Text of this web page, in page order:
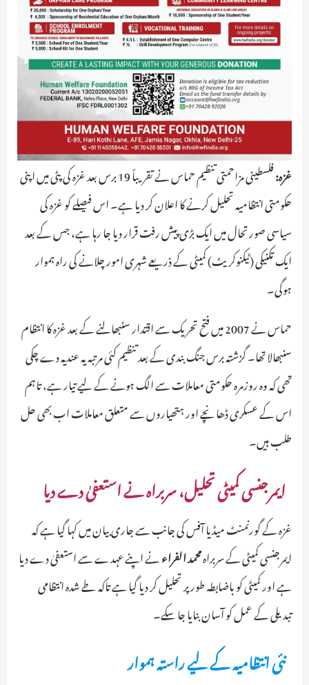
غزہ:
فلسطینی مزاحمتی تنظیم حماس نے تقریباً 19 برس بعد غزہ کی پٹی میں اپنی
حکومتی انتظامیہ تحلیل کرنے کا اعلان کر دیا ہے۔ اس فیصلے کو غزہ کی
سیاسی صورتحال میں ایک بڑی پیش رفت قرار دیا جا رہا ہے، جس کے بعد
ایک تکنیکی (ٹیکنوکریٹ) کمیٹی کے ذریعے شہری امور چلانے کی راہ ہموار
ہوگی۔
حماس نے 2007 میں فتح تحریک سے اقتدار سنبھالنے کے بعد غزہ کا انتظام
سنبھالا تھا۔ گزشتہ برس جنگ بندی کے بعد تنظیم کئی مرتبہ یہ عندیہ دے چکی
تھی کہ وہ روزمرہ حکومتی معاملات سے الگ ہونے کے لیے تیار ہے، تاہم
اس کے عسکری ڈھانچے اور ہتھیاروں سے متعلق معاملات اب بھی حل
طلب ہیں۔
ایمرجنسی کمیٹی تحلیل، سربراہ نے استعفیٰ دے دیا
غزہ کے گورنمنٹ میڈیا آفس کی جانب سے جاری بیان میں کہا گیا ہے کہ
ایمرجنسی کمیٹی کے سربراہمحمد الفراءنے اپنے عہدے سے استعفیٰ دے دیا
ہے اور کمیٹی کو باضابطہ طور پر تحلیل کر دیا گیا ہے تاکہ طے شدہ انتظامی
تبدیلی کے عمل کو آسان بنایا جا سکے۔
نئی انتظامیہ کے لیے راستہ ہموار